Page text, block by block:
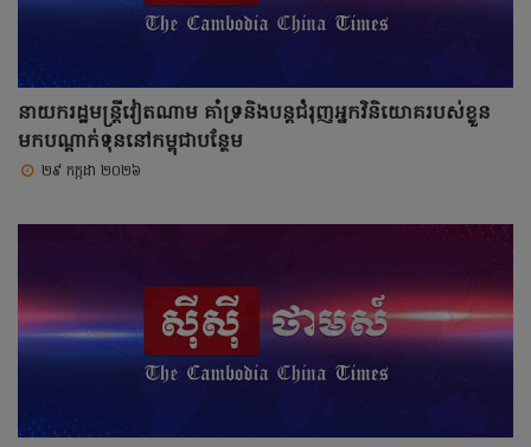
នាយករដ្ឋមន្ត្រីវៀតណាម គាំទ្រនិងបន្តជំរុញអ្នកវិនិយោគរបស់ខ្លួន
មកបណ្តាក់ទុននៅកម្ពុជាបន្ថែម
២៩ កក្កដា ២០២៦